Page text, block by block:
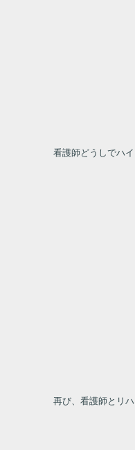
看護師どうしでハ
再び、看護師とリハ